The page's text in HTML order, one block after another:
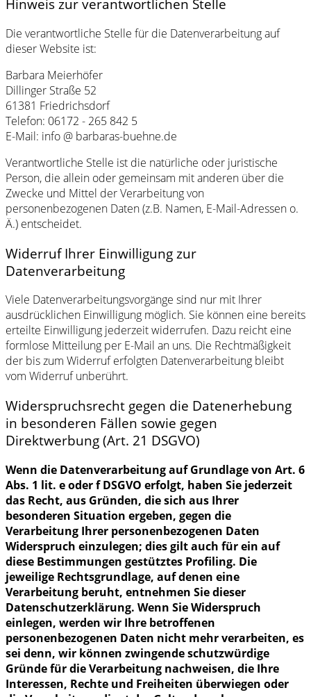
Hinweis zur verantwortlichen Stelle
Die verantwortliche Stelle für die Datenverarbeitung auf
dieser Website ist:
Barbara Meierhöfer
Dillinger Straße 52
61381 Friedrichsdorf
Telefon: 06172 - 265 842 5
E-Mail: info @ barbaras-buehne.de
Verantwortliche Stelle ist die natürliche oder juristische
Person, die allein oder gemeinsam mit anderen über die
Zwecke und Mittel der Verarbeitung von
personenbezogenen Daten (z.B. Namen, E-Mail-Adressen o.
Ä.) entscheidet.
Widerruf Ihrer Einwilligung zur
Datenverarbeitung
Viele Datenverarbeitungsvorgänge sind nur mit Ihrer
ausdrücklichen Einwilligung möglich. Sie können eine bereits
erteilte Einwilligung jederzeit widerrufen. Dazu reicht eine
formlose Mitteilung per E-Mail an uns. Die Rechtmäßigkeit
der bis zum Widerruf erfolgten Datenverarbeitung bleibt
vom Widerruf unberührt.
Widerspruchsrecht gegen die Datenerhebung
in besonderen Fällen sowie gegen
Direktwerbung (Art. 21 DSGVO)
Wenn die Datenverarbeitung auf Grundlage von Art. 6
Abs. 1 lit. e oder f DSGVO erfolgt, haben Sie jederzeit
das Recht, aus Gründen, die sich aus Ihrer
besonderen Situation ergeben, gegen die
Verarbeitung Ihrer personenbezogenen Daten
Widerspruch einzulegen; dies gilt auch für ein auf
diese Bestimmungen gestütztes Profiling. Die
jeweilige Rechtsgrundlage, auf denen eine
Verarbeitung beruht, entnehmen Sie dieser
Datenschutzerklärung. Wenn Sie Widerspruch
einlegen, werden wir Ihre betroffenen
personenbezogenen Daten nicht mehr verarbeiten, es
sei denn, wir können zwingende schutzwürdige
Gründe für die Verarbeitung nachweisen, die Ihre
Interessen, Rechte und Freiheiten überwiegen oder